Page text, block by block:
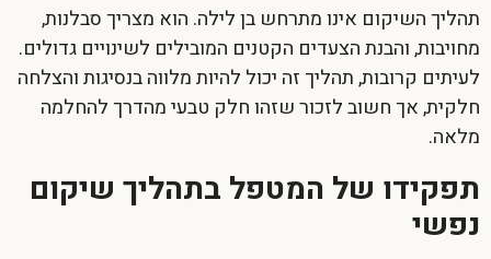
תהליך השיקום אינו מתרחש בן לילה. הוא מצריך סבלנות,
מחויבות, והבנת הצעדים הקטנים המובילים לשינויים גדולים.
לעיתים קרובות, תהליך זה יכול להיות מלווה בנסיגות והצלחה
חלקית, אך חשוב לזכור שזהו חלק טבעי מהדרך להחלמה
מלאה.
תפקידו של המטפל בתהליך שיקום
נפשי